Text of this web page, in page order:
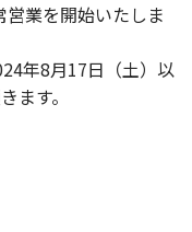
業を開始いたしま
年8月17日（土）以
ます。